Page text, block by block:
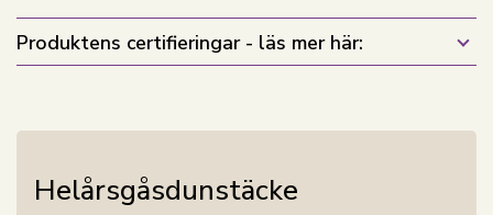
Produktens certifieringar - läs mer här:
Helårsgåsdunstäcke